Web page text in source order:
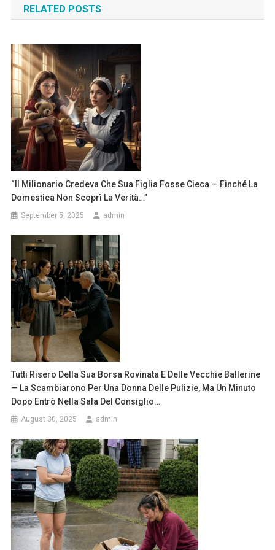
RELATED POSTS
“Il Milionario Credeva Che Sua Figlia Fosse Cieca — Finché La
Domestica Non Scoprì La Verità…”
September 5, 2025 admin
Tutti Risero Della Sua Borsa Rovinata E Delle Vecchie Ballerine
— La Scambiarono Per Una Donna Delle Pulizie, Ma Un Minuto
Dopo Entrò Nella Sala Del Consiglio…
August 30, 2025 admin